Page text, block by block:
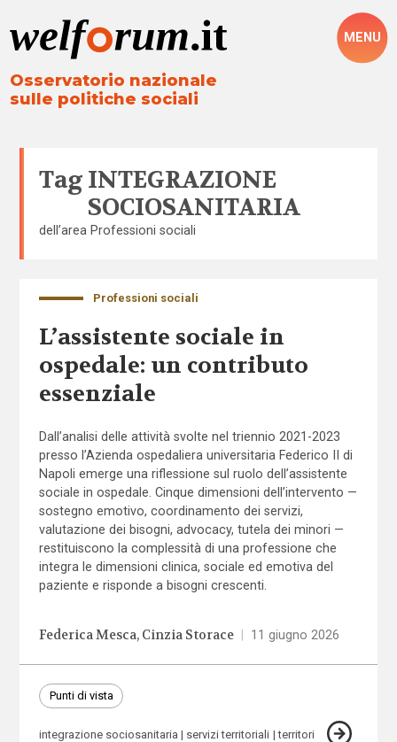
Osservatorio nazionale
sulle politiche sociali
MENU
Tag INTEGRAZIONE
SOCIOSANITARIA
dell’area Professioni sociali
Professioni sociali
L’assistente sociale in
ospedale: un contributo
essenziale
Dall’analisi delle attività svolte nel triennio 2021-2023
presso l’Azienda ospedaliera universitaria Federico II di
Napoli emerge una riflessione sul ruolo dell’assistente
sociale in ospedale. Cinque dimensioni dell’intervento —
sostegno emotivo, coordinamento dei servizi,
valutazione dei bisogni, advocacy, tutela dei minori —
restituiscono la complessità di una professione che
integra le dimensioni clinica, sociale ed emotiva del
paziente e risponde a bisogni crescenti.
Federica Mesca Cinzia Storace 11 giugno 2026
Punti di vista
integrazione sociosanitaria servizi territoriali territori